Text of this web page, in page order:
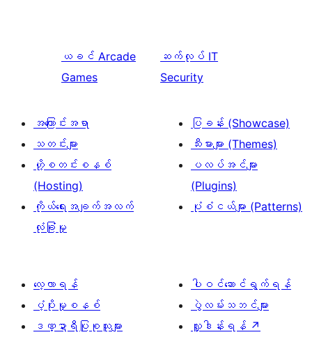
ယခင် Arcade
Games
ဆက်လုပ် IT
Security
အကြောင်းအရာ
သတင်းများ
ဟို့စတင်းစနစ်
(Hosting)
ကိုယ်ရေးအချက်အလက်
လုံခြုံမှု
ပြခန်း (Showcase)
သီးမားများ (Themes)
ပလပ်အင်များ
(Plugins)
ပုံစံငယ်များ (Patterns)
လေ့လာရန်
ပံ့ပိုးမှုစနစ်
ဒဏ္ဍာရီပြုစုသူများ
ပါဝင်ဆောင်ရွက်ရန်
ပွဲလမ်းသဘင်များ
လှူဒါန်းရန် ↗